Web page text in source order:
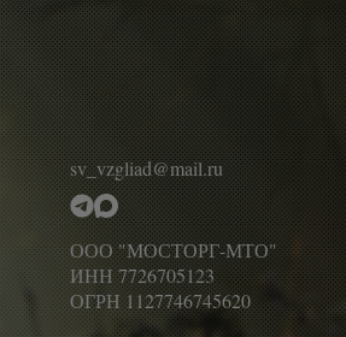
sv_vzgliad@mail.ru
ООО "МОСТОРГ-МТО"
ИНН 7726705123
ОГРН 1127746745620